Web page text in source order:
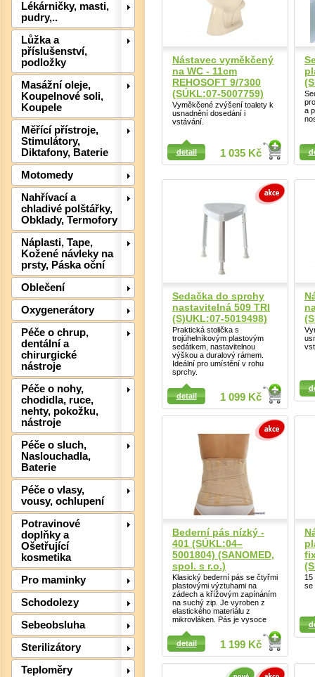
Lékárničky, masti,
pudry,..
Lůžka a
příslušenství,
podložky
Masážní oleje,
Koupelnové soli,
Koupele
Měřící přístroje,
Stimulátory,
Diktafony, Baterie
Motomedy
Nahřívací a
chladivé polštářky,
Obklady, Termofory
Náplasti, Tape,
Kožené návleky na
prsty, Páska oční
Oblečení
Oxygenerátory
Péče o chrup,
dentální a
chirurgické
nástroje
Péče o nohy,
chodidla, ruce,
nehty, pokožku,
nástroje
Péče o sluch,
Naslouchadla,
Baterie
Péče o vlasy,
vousy, ochlupení
Potravinové
doplňky a
Ošetřující
kosmetika
Pro maminky
Schodolezy
Sebeobsluha
Sterilizátory
Teploměry
Nástavec vyměkčený
na WC - 11cm
REHOSOFT 9/7300
(SÚKL:07-5007759)
Vyměkčené zvýšení toalety k
usnadnění dosedání i
vstávání.
1 035 Kč
detail
a
Detail
Detail
Sedačka do sprchy
nastavitelná 509 TRI
(S)UKL:07-5019498)
Praktická stolička s
trojúhelníkovým plastovým
sedátkem, nastavitelnou
výškou a duralový rámem.
Ideální pro umístění v rohu
sprchy.
1 099 Kč
detail
Detail
Bederní pás nízký -
401 (SÚKL:04–
5001804) (SANOMED,
spol. s r.o.)
Klasický bederní pás se čtyřmi
plastovými výztuhami na
zádech a křížovým zapínáním
na suchý zip. Je vyroben z
elastického materiálu z
mikrovláken. Pás je vysoce
1 199 Kč
detail
se
Detail
Detail